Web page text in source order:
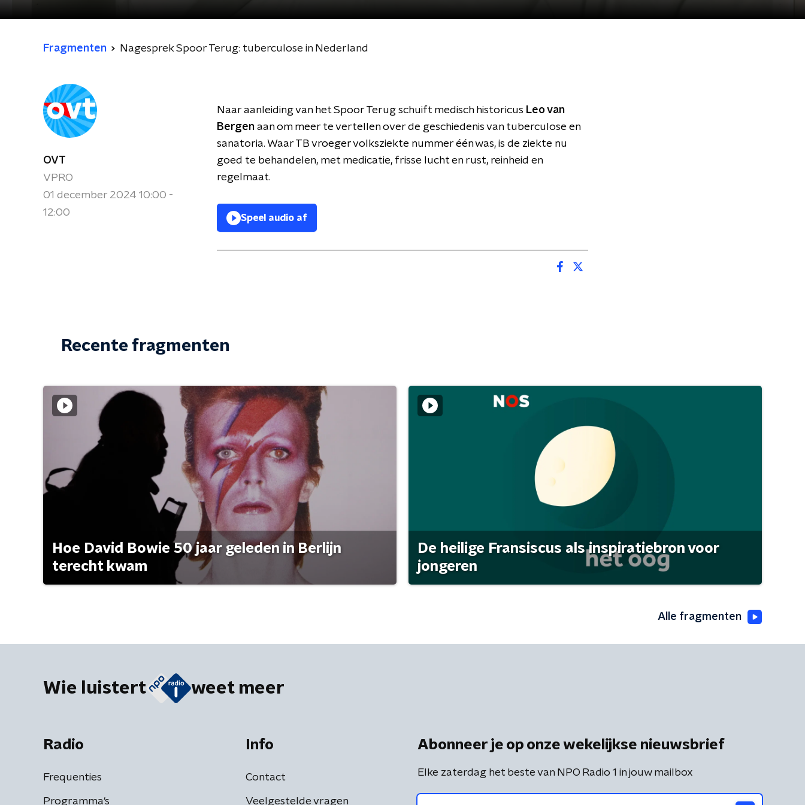
Fragmenten Nagesprek Spoor Terug: tuberculose in Nederland
OVT
VPRO
01 december 2024 10:00 -
12:00
Naar aanleiding van het Spoor Terug schuift medisch historicus Leo van
Bergen aan om meer te vertellen over de geschiedenis van tuberculose en
sanatoria. Waar TB vroeger volksziekte nummer één was, is de ziekte nu
goed te behandelen, met medicatie, frisse lucht en rust, reinheid en
regelmaat.
Speel audio af
Recente fragmenten
Hoe David Bowie 50 jaar geleden in Berlijn
terecht kwam
De heilige Fransiscus als inspiratiebron voor
jongeren
Alle fragmenten
Wie luistert weet meer
Radio
Frequenties
Programma's
Info
Contact
Veelgestelde vragen
Abonneer je op onze wekelijkse nieuwsbrief
Elke zaterdag het beste van NPO Radio 1 in jouw mailbox